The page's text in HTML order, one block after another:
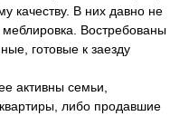
качеству. В них давно не
Востребованы
готовые к заезду
активны семьи,
либо продавшие